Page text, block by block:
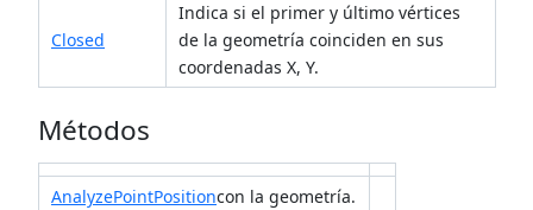
Closed
Indica si el primer y último vértices
de la geometría coinciden en sus
coordenadas X, Y.
Métodos
AnalyzePointPositioncon la geometría.